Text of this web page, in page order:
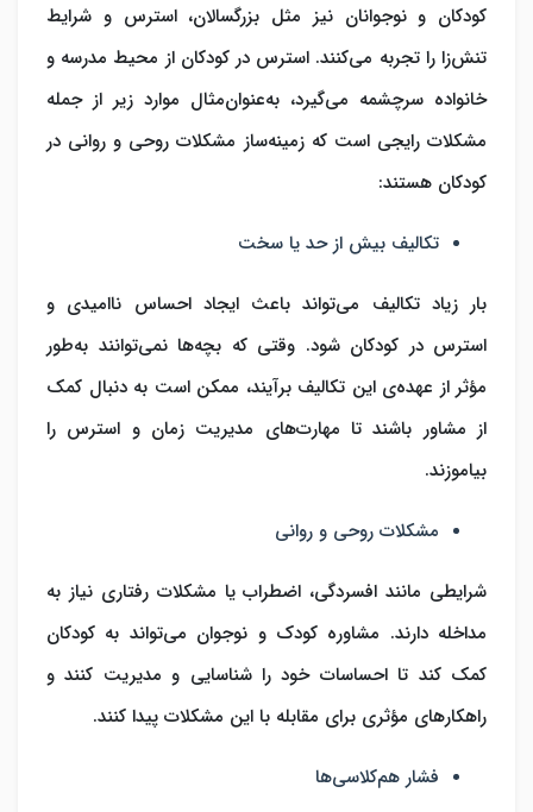
کودکان و نوجوانان نیز مثل بزرگسالان، استرس و شرایط
تنش‌زا را تجربه می‌کنند. استرس در کودکان از محیط مدرسه و
خانواده سرچشمه می‌گیرد، به‌عنوان‌مثال موارد زیر از جمله
مشکلات رایجی است که زمینه‌ساز مشکلات روحی و روانی در
کودکان هستند:
تکالیف بیش از حد یا سخت
بار زیاد تکالیف می‌تواند باعث ایجاد احساس ناامیدی و
استرس در کودکان شود. وقتی که بچه‌ها نمی‌توانند به‌طور
مؤثر از عهده‌ی این تکالیف برآیند، ممکن است به دنبال کمک
از مشاور باشند تا مهارت‌های مدیریت زمان و استرس را
بیاموزند.
مشکلات روحی و روانی
شرایطی مانند افسردگی، اضطراب یا مشکلات رفتاری نیاز به
مداخله دارند. مشاوره کودک و نوجوان می‌تواند به کودکان
کمک کند تا احساسات خود را شناسایی و مدیریت کنند و
راهکارهای مؤثری برای مقابله با این مشکلات پیدا کنند.
فشار هم‌کلاسی‌ها